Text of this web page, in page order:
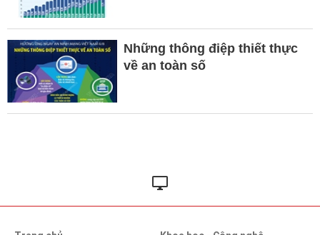
Những thông điệp thiết thực
về an toàn số